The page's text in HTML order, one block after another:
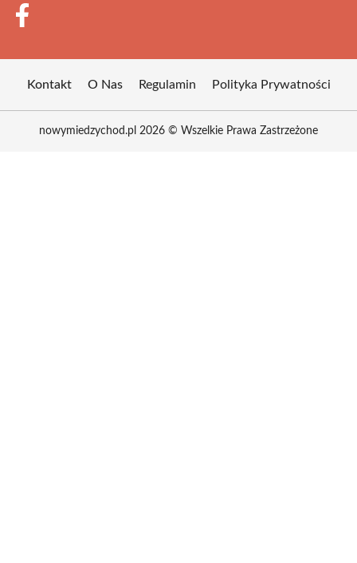
Kontakt O Nas Regulamin Polityka Prywatności
nowymiedzychod.pl 2026 © Wszelkie Prawa Zastrzeżone